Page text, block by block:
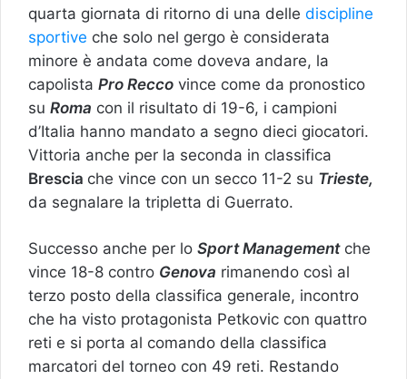
quarta giornata di ritorno di una delle discipline
sportive che solo nel gergo è considerata
minore è andata come doveva andare, la
capolista Pro Recco vince come da pronostico
su Roma con il risultato di 19-6, i campioni
d’Italia hanno mandato a segno dieci giocatori.
Vittoria anche per la seconda in classifica
Brescia che vince con un secco 11-2 su Trieste,
da segnalare la tripletta di Guerrato.
Successo anche per lo Sport Managementche
vince 18-8 contro Genova rimanendo così al
terzo posto della classifica generale, incontro
che ha visto protagonista Petkovic con quattro
reti e si porta al comando della classifica
marcatori del torneo con 49 reti. Restando